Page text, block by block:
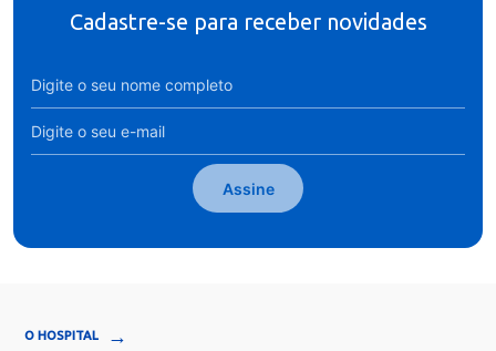
Cadastre-se para receber novidades
Assine
O HOSPITAL →